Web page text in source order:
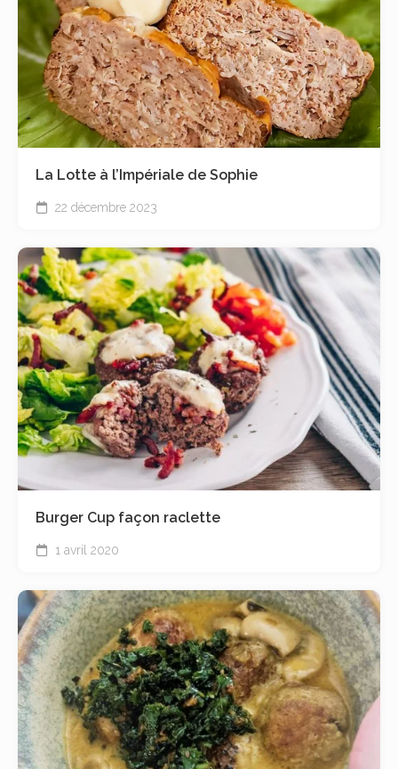
La Lotte à l’Impériale de Sophie
22 décembre 2023
Burger Cup façon raclette
1 avril 2020